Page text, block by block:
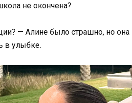
не окончена?
— Алине было страшно, но она
в улыбке.